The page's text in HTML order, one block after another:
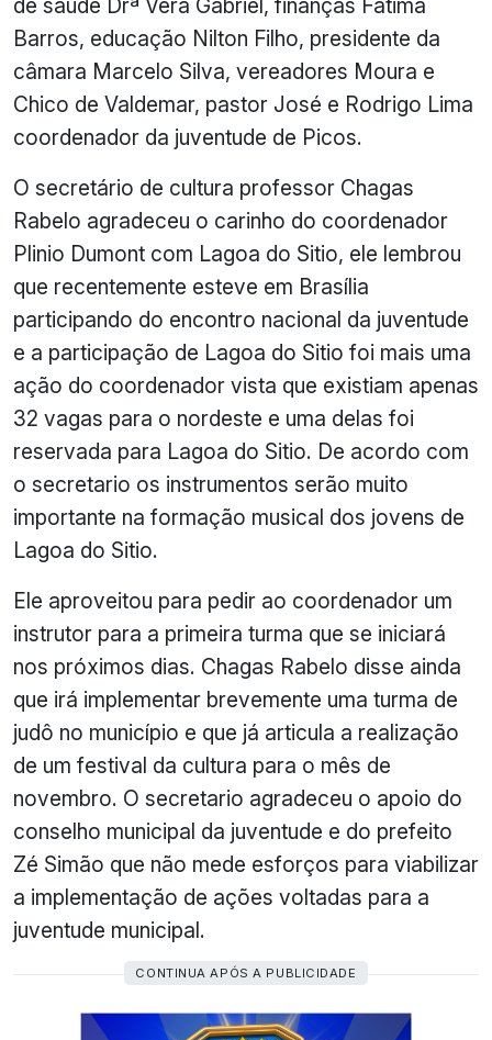
de saúde Drª Vera Gabriel, finanças Fátima
Barros, educação Nilton Filho, presidente da
câmara Marcelo Silva, vereadores Moura e
Chico de Valdemar, pastor José e Rodrigo Lima
coordenador da juventude de Picos.
O secretário de cultura professor Chagas
Rabelo agradeceu o carinho do coordenador
Plinio Dumont com Lagoa do Sitio, ele lembrou
que recentemente esteve em Brasília
participando do encontro nacional da juventude
e a participação de Lagoa do Sitio foi mais uma
ação do coordenador vista que existiam apenas
32 vagas para o nordeste e uma delas foi
reservada para Lagoa do Sitio. De acordo com
o secretario os instrumentos serão muito
importante na formação musical dos jovens de
Lagoa do Sitio.
Ele aproveitou para pedir ao coordenador um
instrutor para a primeira turma que se iniciará
nos próximos dias. Chagas Rabelo disse ainda
que irá implementar brevemente uma turma de
judô no município e que já articula a realização
de um festival da cultura para o mês de
novembro. O secretario agradeceu o apoio do
conselho municipal da juventude e do prefeito
Zé Simão que não mede esforços para viabilizar
a implementação de ações voltadas para a
juventude municipal.
CONTINUA APÓS A PUBLICIDADE